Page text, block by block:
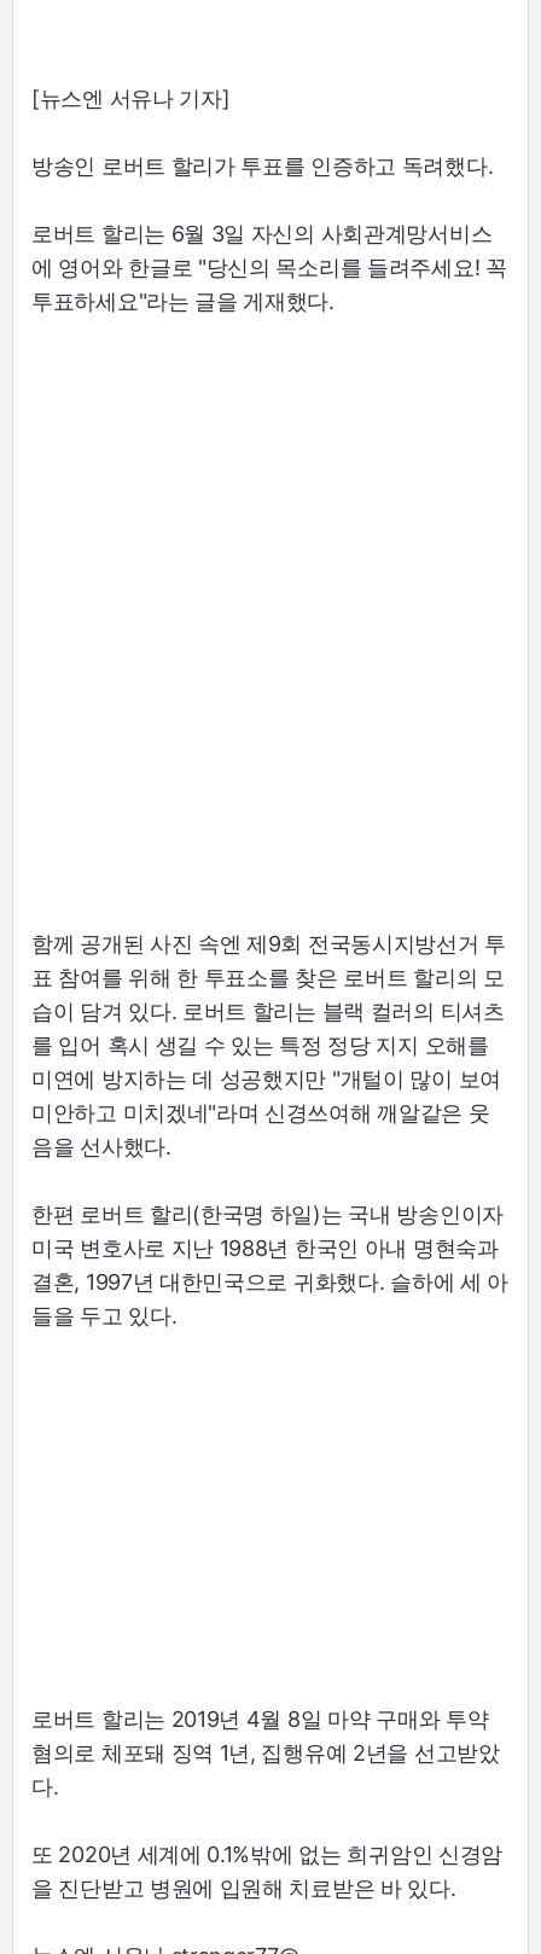
[뉴스엔 서유나 기자]
방송인 로버트 할리가 투표를 인증하고 독려했다.
로버트 할리는 6월 3일 자신의 사회관계망서비스
에 영어와 한글로 "당신의 목소리를 들려주세요! 꼭
투표하세요"라는 글을 게재했다.
함께 공개된 사진 속엔 제9회 전국동시지방선거 투
표 참여를 위해 한 투표소를 찾은 로버트 할리의 모
습이 담겨 있다. 로버트 할리는 블랙 컬러의 티셔츠
를 입어 혹시 생길 수 있는 특정 정당 지지 오해를
미연에 방지하는 데 성공했지만 "개털이 많이 보여
미안하고 미치겠네"라며 신경쓰여해 깨알같은 웃
음을 선사했다.
한편 로버트 할리(한국명 하일)는 국내 방송인이자
미국 변호사로 지난 1988년 한국인 아내 명현숙과
결혼, 1997년 대한민국으로 귀화했다. 슬하에 세 아
들을 두고 있다.
로버트 할리는 2019년 4월 8일 마약 구매와 투약
혐의로 체포돼 징역 1년, 집행유예 2년을 선고받았
다.
또 2020년 세계에 0.1%밖에 없는 희귀암인 신경암
을 진단받고 병원에 입원해 치료받은 바 있다.